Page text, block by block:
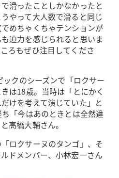
滑ったことしかなかったと
やって大人数で滑ると同じ
めちゃくちゃテンションが
迫力を感じられると思いま
ろもぜひ注目してくださ
クのシーズンで「ロクサー
は18歳。当時は「とにかく
けを考えて演じていた」と
「今はあのときとは全然違
高橋大輔さん。
ロクサーヌのタンゴ」、そ
ドメンバー、小林宏一さん